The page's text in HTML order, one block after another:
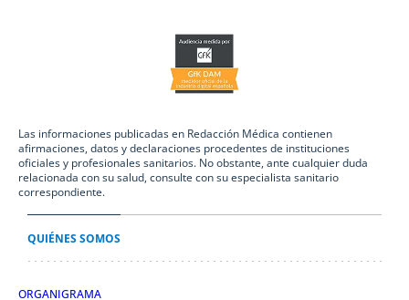
Las informaciones publicadas en Redacción Médica contienen
afirmaciones, datos y declaraciones procedentes de instituciones
oficiales y profesionales sanitarios. No obstante, ante cualquier duda
relacionada con su salud, consulte con su especialista sanitario
correspondiente.
QUIÉNES SOMOS
ORGANIGRAMA